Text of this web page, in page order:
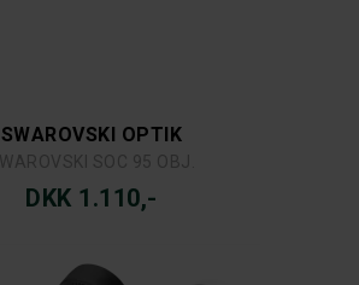
SWAROVSKI OPTIK
DKK 1.110,-